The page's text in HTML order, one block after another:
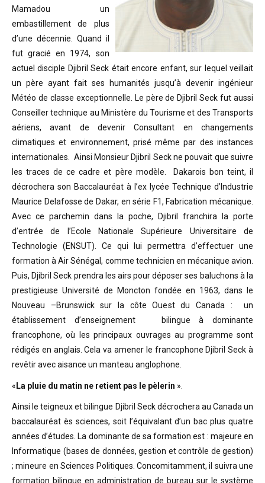
Mamadou un
embastillement de plus
d’une décennie. Quand il
fut gracié en 1974, son
actuel disciple Djibril Seck était encore enfant, sur lequel veillait
un père ayant fait ses humanités jusqu’à devenir ingénieur
Météo de classe exceptionnelle. Le père de Djibril Seck fut aussi
Conseiller technique au Ministère du Tourisme et des Transports
aériens, avant de devenir Consultant en changements
climatiques et environnement, prisé même par des instances
internationales. Ainsi Monsieur Djibril Seck ne pouvait que suivre
les traces de ce cadre et père modèle. Dakarois bon teint, il
décrochera son Baccalauréat à l’ex lycée Technique d’Industrie
Maurice Delafosse de Dakar, en série F1, Fabrication mécanique.
Avec ce parchemin dans la poche, Djibril franchira la porte
d’entrée de l’Ecole Nationale Supérieure Universitaire de
Technologie (ENSUT). Ce qui lui permettra d’effectuer une
formation à Air Sénégal, comme technicien en mécanique avion.
Puis, Djibril Seck prendra les airs pour déposer ses baluchons à la
prestigieuse Université de Moncton fondée en 1963, dans le
Nouveau –Brunswick sur la côte Ouest du Canada : un
établissement d’enseignement bilingue à dominante
francophone, où les principaux ouvrages au programme sont
rédigés en anglais. Cela va amener le francophone Djibril Seck à
revêtir avec aisance un manteau anglophone.
«La pluie du matin ne retient pas le pèlerin ».
Ainsi le teigneux et bilingue Djibril Seck décrochera au Canada un
baccalauréat ès sciences, soit l’équivalant d’un bac plus quatre
années d’études. La dominante de sa formation est : majeure en
Informatique (bases de données, gestion et contrôle de gestion)
; mineure en Sciences Politiques. Concomitamment, il suivra une
formation bilingue en administration de bureau sur le système